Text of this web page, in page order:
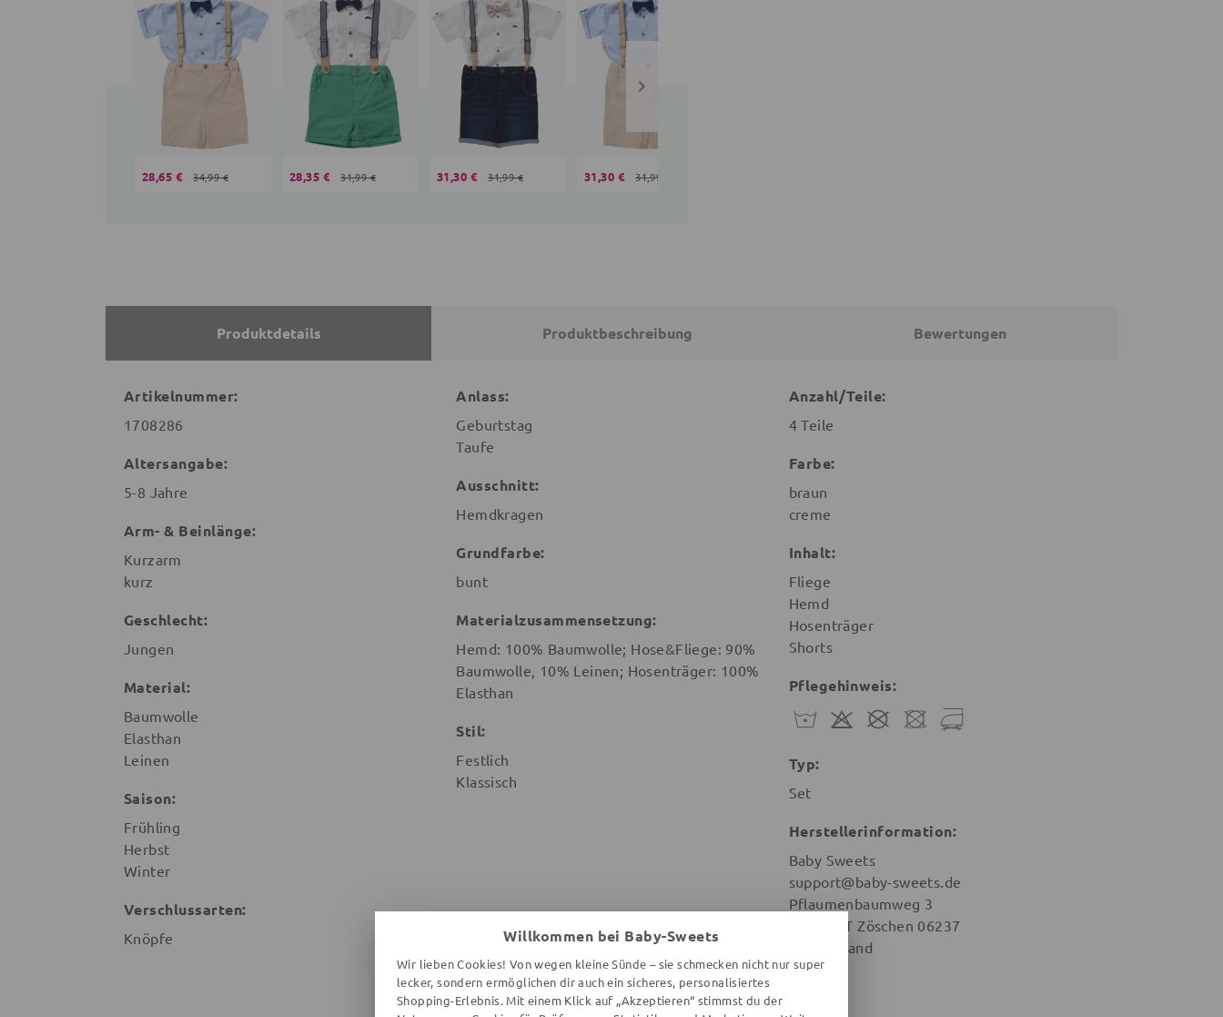
28,65 € 34,99 € 28,35 € 31,99 € 31,30 € 31,99 € 31,30 € 31,99 €
Produktdetails Produktbeschreibung Bewertungen
Artikelnummer:
1708286
Altersangabe:
5-8 Jahre
Arm- & Beinlänge:
Kurzarm
kurz
Geschlecht:
Jungen
Material:
Baumwolle
Elasthan
Leinen
Saison:
Frühling
Herbst
Winter
Verschlussarten:
Knöpfe
Anlass:
Geburtstag
Taufe
Ausschnitt:
Hemdkragen
Grundfarbe:
bunt
Materialzusammensetzung:
Hemd: 100% Baumwolle; Hose&Fliege: 90%
Baumwolle, 10% Leinen; Hosenträger: 100%
Elasthan
Stil:
Festlich
Klassisch
Anzahl/Teile:
4 Teile
Farbe:
braun
creme
Inhalt:
Fliege
Hemd
Hosenträger
Shorts
Pflegehinweis:
Typ:
Set
Herstellerinformation:
Baby Sweets
support@baby-sweets.de
Pflaumenbaumweg 3
Leuna OT Zöschen 06237
Deutschland
Willkommen bei Baby-Sweets
Wir lieben Cookies! Von wegen kleine Sünde – sie schmecken nicht nur super
lecker, sondern ermöglichen dir auch ein sicheres, personalisiertes
Shopping-Erlebnis. Mit einem Klick auf „Akzeptieren“ stimmst du der